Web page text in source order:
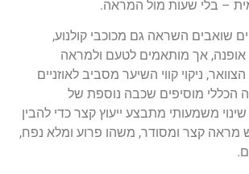
– בלי שעות מול המראה.
שואבים השראה גם מכוכבי קולנוע,
אופנה, אך מותאמים לטעם ולמראה
ניקוי קווי השיער מסביב לאוזניים
הכללי מוסיפים שכבה נוספת של
משמעותי מתבצע ייעוץ קצר כדי להבין
קצר ומסודר, משהו פרוע ומלא נפח,